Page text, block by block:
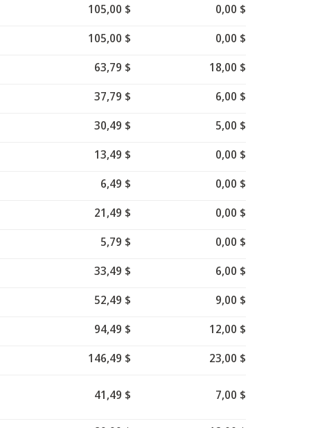
105,00 $
0,00 $
105,00 $
0,00 $
63,79 $
18,00 $
37,79 $
6,00 $
30,49 $
5,00 $
13,49 $
0,00 $
6,49 $
0,00 $
21,49 $
0,00 $
5,79 $
0,00 $
33,49 $
6,00 $
52,49 $
9,00 $
94,49 $
12,00 $
146,49 $
23,00 $
41,49 $ 7,00 $